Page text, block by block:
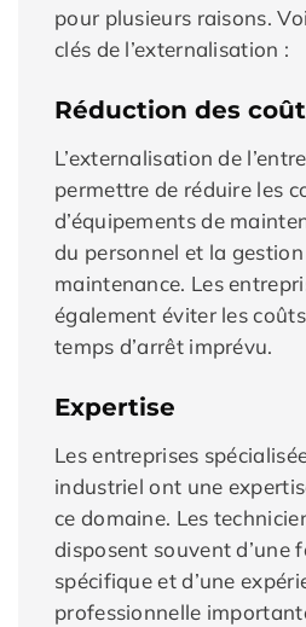
pour plusieurs raisons.
clés de l’externalisation :
Réduction des
L’externalisation de
permettre de réduire les
d’équipements de
du personnel et la gestion
maintenance. Les
également éviter les
temps d’arrêt imprévu.
Expertise
Les entreprises
industriel ont une
ce domaine. Les
disposent souvent d’une
spécifique et d’une
professionnelle